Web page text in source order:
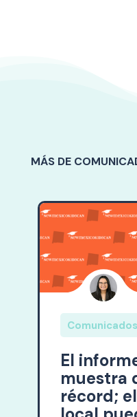
MÁS DE
El
muestra
récord;